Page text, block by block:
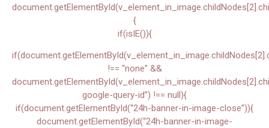
{
if(isIE()){
!== “none” &&
google-query-id”) !== null){
if(document.getElementById(“24h-banner-in-image-close”)){
document.getElementById(“24h-banner-in-image-